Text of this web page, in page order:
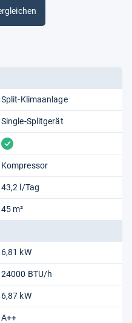
Split-Klimaanlage
Single-Splitgerät
vorhanden
Kompressor
43,2 l/Tag
45 m²
6,81 kW
24000 BTU/h
6,87 kW
A++